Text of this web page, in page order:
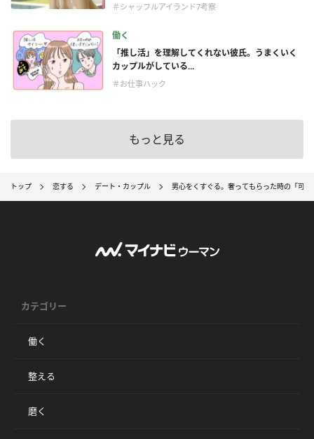
＃シャッフルアイランド7考察
働く
「推し活」を理解してくれない彼氏。うまくいく
カップルがしている...
＃お仕事ハック
もっと見る
トップ 恋する デート・カップル 男心をくすぐる。奢ってもらった時の「可
カテゴリー
働く
整える
磨く